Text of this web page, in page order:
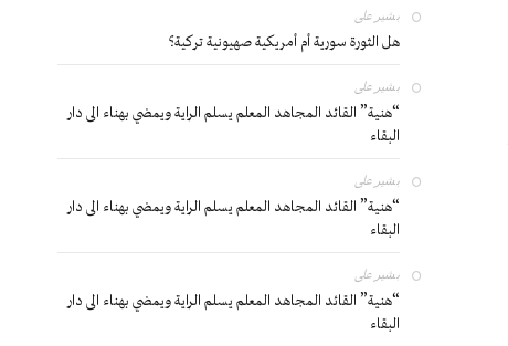
بشير على
هل الثورة سورية أم أمريكية صهيونية تركية؟
بشير على
“هنية” القائد المجاهد المعلم يسلم الراية ويمضي بهناء الى دار
البقاء
بشير على
“هنية” القائد المجاهد المعلم يسلم الراية ويمضي بهناء الى دار
البقاء
بشير على
“هنية” القائد المجاهد المعلم يسلم الراية ويمضي بهناء الى دار
البقاء